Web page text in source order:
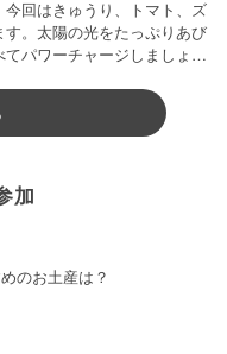
回はきゅうり、トマト、ズ
。太陽の光をたっぷりあび
パワーチャージしましょう
加
のお土産は？